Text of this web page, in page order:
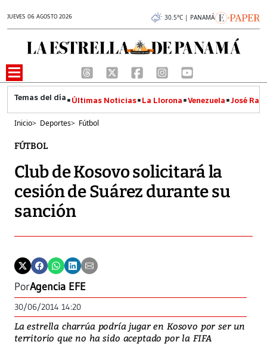
JUEVES 06 AGOSTO 2026 30.5°C | PANAMÁ
Últimas Noticias La Llorona Venezuela José
Inicio> Deportes> Fútbol
FÚTBOL
Club de Kosovo solicitará la
cesión de Suárez durante su
sanción
PorAgencia EFE
30/06/2014 14:20
La estrella charrúa podría jugar en Kosovo por ser un
territorio que no ha sido aceptado por la FIFA